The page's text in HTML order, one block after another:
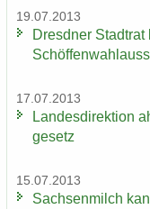
19.07.2013
Dresd­ner
17.07.2013
Lan­des­di­rek­ti­on
ge­setz
15.07.2013
Sach­sen­milch